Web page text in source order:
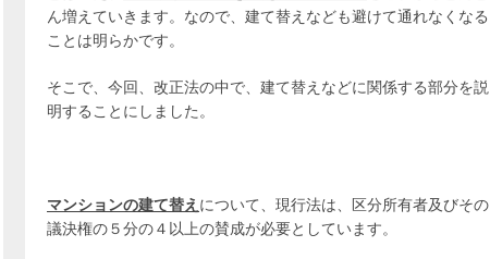
ん増えていきます。なので、建て替えなども避けて通れなくなる
ことは明らかです。
そこで、今回、改正法の中で、建て替えなどに関係する部分を説
明することにしました。
マンションの建て替え について、現行法は、区分所有者及びその
議決権の５分の４以上の賛成が必要としています。